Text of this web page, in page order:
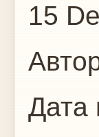
15
Дата